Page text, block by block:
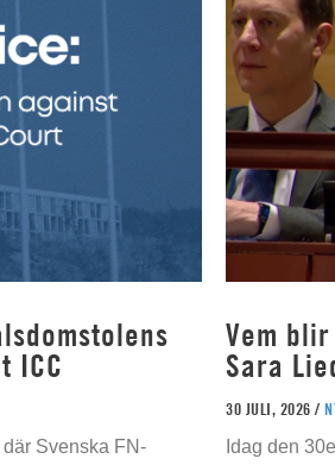
ICC
Svenska FN-
Vem
Sara
30 JULI, 2026 /
Idag den